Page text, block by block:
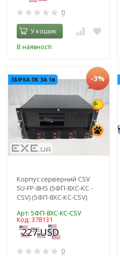
0
У кошик
В наявності
ЗБІРКА ПК ЗА 1₴ -3%
Корпус серверний CSV
5U-FP-8HS (5ФП-8ХС-КС -
CSV) (5ФП-8ХС-КС-CSV)
Арт: 5ФП-8ХС-КС-CSV
Код: 378131
0